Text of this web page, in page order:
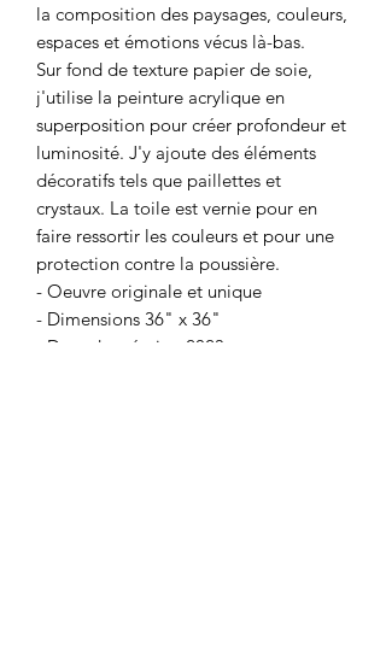
la composition des paysages, couleurs,
espaces et émotions vécus là-bas.
Sur fond de texture papier de soie,
j'utilise la peinture acrylique en
superposition pour créer profondeur et
luminosité. J'y ajoute des éléments
décoratifs tels que paillettes et
crystaux. La toile est vernie pour en
faire ressortir les couleurs et pour une
protection contre la poussière.
- Oeuvre originale et unique
- Dimensions 36" x 36"
- Date de création 2023